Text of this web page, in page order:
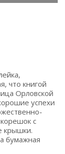
что книгой
Орловской
успехи
с
крышки.
бумажная